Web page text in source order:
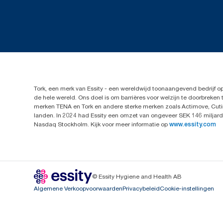
Tork, een merk van Essity - een wereldwijd toonaangevend
de hele wereld. Ons doel is om barrières voor welzijn te
merken TENA en Tork en andere sterke merken zoals Actimove,
landen. In 2024 had Essity een omzet van ongeveer SEK 146
Nasdaq Stockholm. Kijk voor meer informatie op www.essity.com
© Essity Hygiene and Health AB
Algemene VerkoopvoorwaardenPrivacybeleidCookie-instellingen